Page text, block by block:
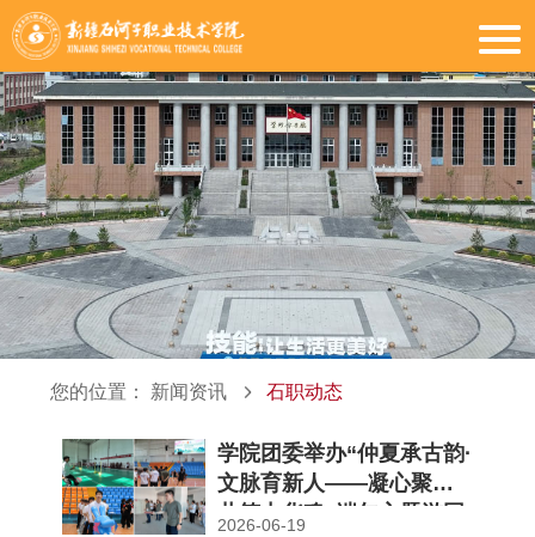
您的位置： 新闻资讯 石职动态
学院团委举办“仲夏承古韵·
文脉育新人——凝心聚力
共筑中华魂”端午主题游园
2026-06-19